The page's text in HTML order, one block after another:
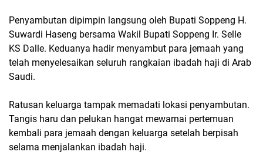
Penyambutan dipimpin langsung oleh Bupati Soppeng H.
Suwardi Haseng bersama Wakil Bupati Soppeng Ir. Selle
KS Dalle. Keduanya hadir menyambut para jemaah yang
telah menyelesaikan seluruh rangkaian ibadah haji di Arab
Saudi.
Ratusan keluarga tampak memadati lokasi penyambutan.
Tangis haru dan pelukan hangat mewarnai pertemuan
kembali para jemaah dengan keluarga setelah berpisah
selama menjalankan ibadah haji.